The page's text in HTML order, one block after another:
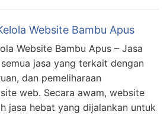
Website Bambu Apus
Website Bambu Apus – Jasa
jasa yang terkait dengan
dan pemeliharaan
web. Secara awam, website
jasa hebat yang dijalankan untuk